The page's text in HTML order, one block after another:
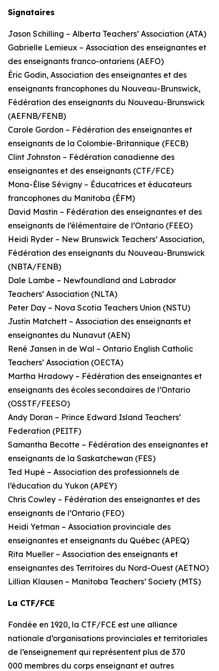
Signataires
Jason Schilling – Alberta Teachers’ Association (ATA)
Gabrielle Lemieux – Association des enseignantes et
des enseignants franco-ontariens (AEFO)
Éric Godin, Association des enseignantes et des
enseignants francophones du Nouveau-Brunswick,
Fédération des enseignants du Nouveau-Brunswick
(AEFNB/FENB)
Carole Gordon – Fédération des enseignantes et
enseignants de la Colombie-Britannique (FECB)
Clint Johnston – Fédération canadienne des
enseignantes et des enseignants (CTF/FCE)
Mona-Élise Sévigny – Éducatrices et éducateurs
francophones du Manitoba (ÉFM)
David Mastin – Fédération des enseignantes et des
enseignants de l’élémentaire de l’Ontario (FEEO)
Heidi Ryder – New Brunswick Teachers’ Association,
Fédération des enseignants du Nouveau-Brunswick
(NBTA/FENB)
Dale Lambe – Newfoundland and Labrador
Teachers’ Association (NLTA)
Peter Day – Nova Scotia Teachers Union (NSTU)
Justin Matchett – Association des enseignants et
enseignantes du Nunavut (AEN)
René Jansen in de Wal – Ontario English Catholic
Teachers’ Association (OECTA)
Martha Hradowy – Fédération des enseignantes et
enseignants des écoles secondaires de l’Ontario
(OSSTF/FEESO)
Andy Doran – Prince Edward Island Teachers’
Federation (PEITF)
Samantha Becotte – Fédération des enseignantes et
enseignants de la Saskatchewan (FES)
Ted Hupé – Association des professionnels de
l’éducation du Yukon (APEY)
Chris Cowley – Fédération des enseignantes et des
enseignants de l’Ontario (FEO)
Heidi Yetman – Association provinciale des
enseignantes et enseignants du Québec (APEQ)
Rita Mueller – Association des enseignants et
enseignantes des Territoires du Nord-Ouest (AETNO)
Lillian Klausen – Manitoba Teachers’ Society (MTS)
La CTF/FCE
Fondée en 1920, la CTF/FCE est une alliance
nationale d’organisations provinciales et territoriales
de l’enseignement qui représentent plus de 370
000 membres du corps enseignant et autres